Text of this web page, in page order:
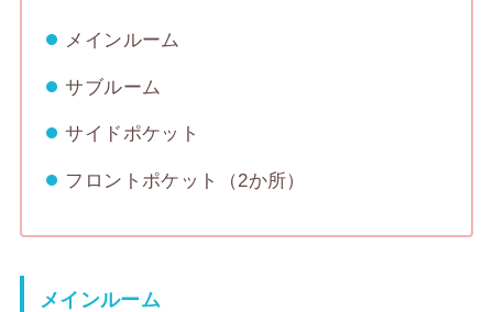
メインルーム
サブルーム
サイドポケット
フロントポケット（2か所）
メインルーム